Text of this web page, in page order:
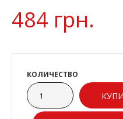
484 грн.
КОЛИЧЕСТВО